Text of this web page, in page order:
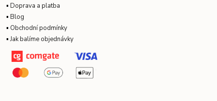
▪Doprava a platba
▪Blog
▪ Obchodní podmínky
▪Jak balíme objednávky